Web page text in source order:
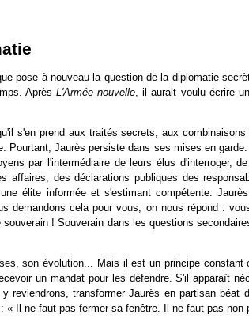
pose à nouveau la question de la diplomatie
AprèsL'Armée nouvelle, il aurait voulu écrire
s'en prend aux traités secrets, aux
Jaurès persiste dans ses mises en
par l'intermédiaire de leurs élus d'interroger,
des déclarations publiques des
élite informée et s'estimant compétente.
cela pour vous, on nous répond :
! Souverain dans les questions
son évolution... Mais il est un principe
un mandat pour les défendre. S'il apparaît
transformer Jaurès en partisan béat
Il ne faut pas fermer sa fenêtre. Il ne faut pas non